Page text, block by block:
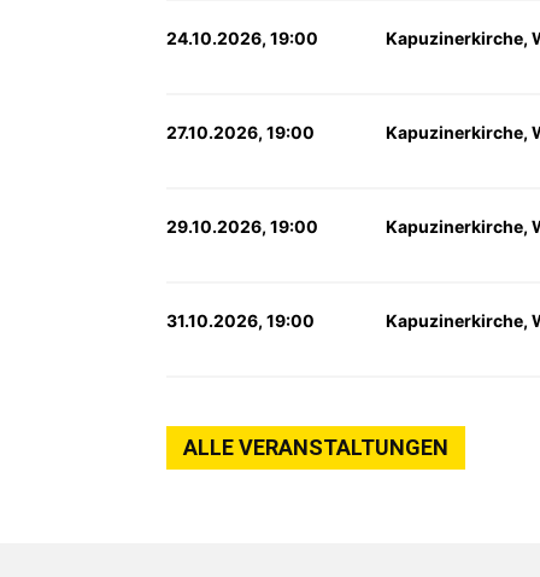
24.10.2026, 19:00 Kapuzinerkirche,
27.10.2026, 19:00 Kapuzinerkirche,
29.10.2026, 19:00 Kapuzinerkirche,
31.10.2026, 19:00 Kapuzinerkirche,
ALLE VERANSTALTUNGEN